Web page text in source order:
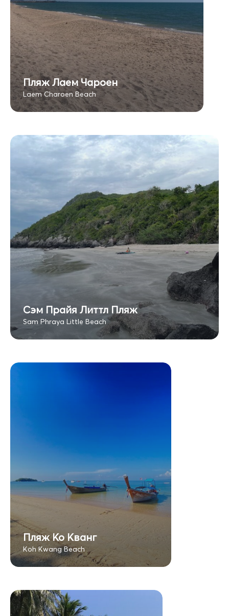
Пляж Лаем Чароен
Laem Charoen Beach
Сэм Прайя Литтл Пляж
Sam Phraya Little Beach
Пляж Ко Кванг
Koh Kwang Beach